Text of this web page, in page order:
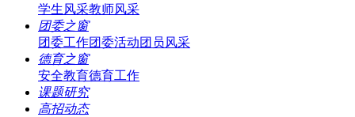
学生风采教师风采
团委之窗
团委工作团委活动团员风采
德育之窗
安全教育德育工作
课题研究
高招动态